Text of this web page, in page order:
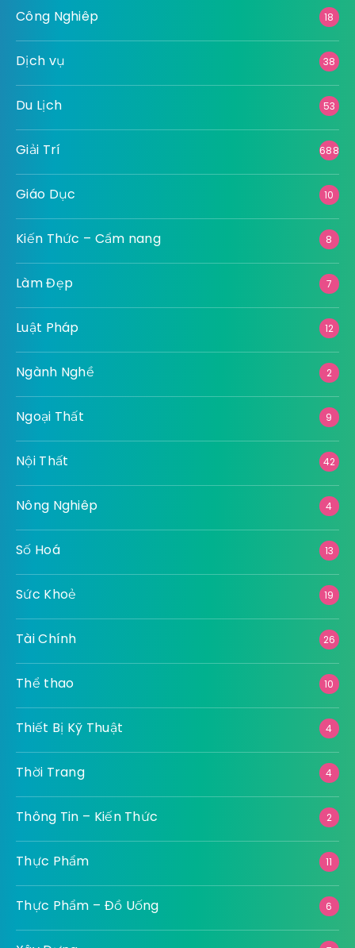
Công Nghiêp 18
Dịch vụ 38
Du Lịch 53
Giải Trí 688
Giáo Dục 10
Kiến Thức – Cẩm nang 8
Làm Đẹp 7
Luật Pháp 12
Ngành Nghề 2
Ngoại Thất 9
Nội Thất 42
Nông Nghiêp 4
Số Hoá 13
Sức Khoẻ 19
Tài Chính 26
Thể thao 10
Thiết Bị Kỹ Thuật 4
Thời Trang 4
Thông Tin – Kiến Thức 2
Thực Phẩm 11
Thực Phẩm – Đồ Uống 6